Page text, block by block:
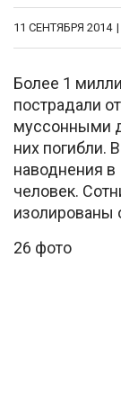
11 СЕНТЯБРЯ 2014 |
Более 1
пострадали
муссонными
них погибли.
наводнения
человек.
изолированы
26 фото